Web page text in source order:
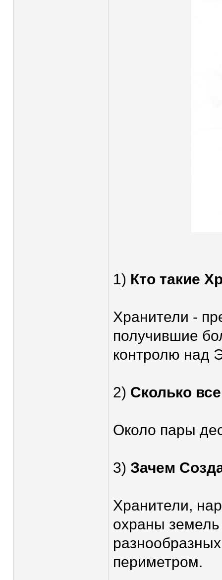
1) Кто такие
Хранители -
получившие
контролю над
2) Сколько
Около пары
3) Зачем
Хранители,
охраны
периметром.